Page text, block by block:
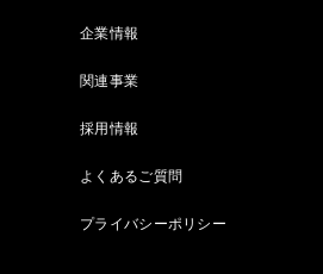
企業情報
関連事業
採用情報
よくあるご質問
プライバシーポリシー